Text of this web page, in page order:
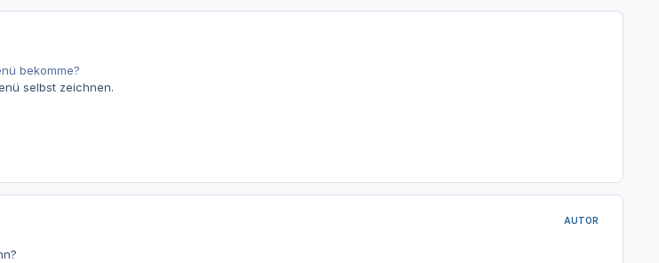
bekomme?
selbst zeichnen.
AUTOR